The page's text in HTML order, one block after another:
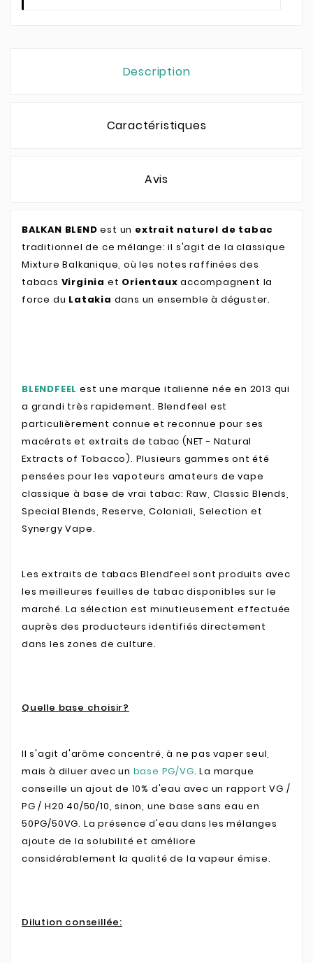
Description
Caractéristiques
Avis
BALKAN BLEND est un extrait naturel de tabac
traditionnel de ce mélange: il s'agit de la classique
Mixture Balkanique, où les notes raffinées des
tabacs Virginia et Orientaux accompagnent la
force du Latakia dans un ensemble à déguster.
BLENDFEEL est une marque italienne née en 2013 qui
a grandi très rapidement. Blendfeel est
particulièrement connue et reconnue pour ses
macérats et extraits de tabac (NET - Natural
Extracts of Tobacco). Plusieurs gammes ont été
pensées pour les vapoteurs amateurs de vape
classique à base de vrai tabac: Raw, Classic Blends,
Special Blends, Reserve, Coloniali, Selection et
Synergy Vape.
Les extraits de tabacs Blendfeel sont produits avec
les meilleures feuilles de tabac disponibles sur le
marché. La sélection est minutieusement effectuée
auprès des producteurs identifiés directement
dans les zones de culture.
Quelle base choisir?
Il s'agit d'arôme concentré, à ne pas vaper seul,
mais à diluer avec un base PG/VG.La marque
conseille un ajout de 10% d'eau avec un rapport VG /
PG / H20 40/50/10, sinon, une base sans eau en
50PG/50VG. La présence d'eau dans les mélanges
ajoute de la solubilité et améliore
considérablement la qualité de la vapeur émise.
Dilution conseillée: